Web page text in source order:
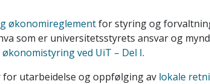
økonomireglementfor styring og
som er universitetsstyrets ansvar og
ved UiT – Del I.
utarbeidelse og oppfølging av lokale